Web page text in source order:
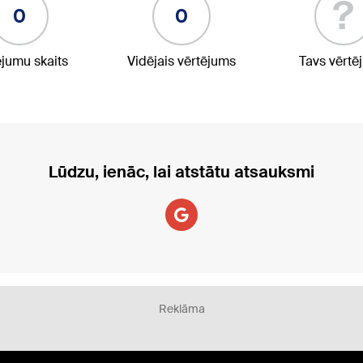
0
skaits
0
Vidējais vērtējums
?
Tavs
Lūdzu, ienāc, lai atstātu atsauksmi
Reklāma